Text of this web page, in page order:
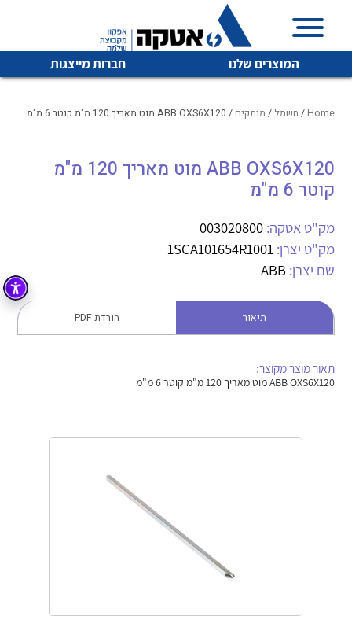
המוצרים שלנו חברות מייצגות
איכות | שרות | זמינות
אטקה בע”מ היא החברה הגדולה והמובילה בישראל בשיווק
מיתוג, בקרה , ואינסטלציה חשמלית ופעילה ב7 תחומים:
חשמל מיתוג ואינסטלציה חשמלית
בקרה
אלקטרוניקה
פתרונות וציוד לסביבה נפיצה EX
לכל מוצרי היצרן
לכל מוצרי היצרן לכל מוצרי היצרן
Home
/ חשמל / מנתקים / ABB OXS6X120 מוט מאריך 120 מ"מ קוטר 6 מ"מ
ABB OXS6X120 מוט מאריך 120 מ"מ
קוטר 6 מ"מ
מק"ט אטקה: 003020800
מק"ט יצרן: 1SCA101654R1001
שם יצרן: ABB
תיאור הורדת PDF
תאור מוצר מקוצר:
ABB OXS6X120 מוט מאריך 120 מ"מ קוטר 6 מ"מ